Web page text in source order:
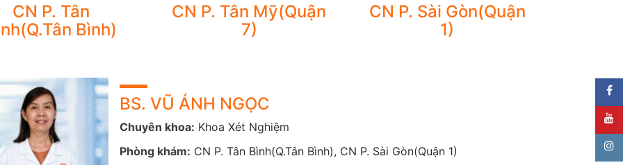
CN P. Tân
Bình)
CN P. Tân Mỹ(Quận
7)
CN P. Sài Gòn(Quận
1)
BS. VŨ ÁNH NGỌC
Chuyên khoa: Khoa Xét Nghiệm
Phòng khám: CN P. Tân Bình(Q.Tân Bình), CN P. Sài Gòn(Quận 1)